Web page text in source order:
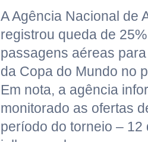
A Agência Nacional de
registrou queda de
passagens aéreas
da Copa do Mundo no
Em nota, a agência
monitorado as ofertas
período do torneio – 12